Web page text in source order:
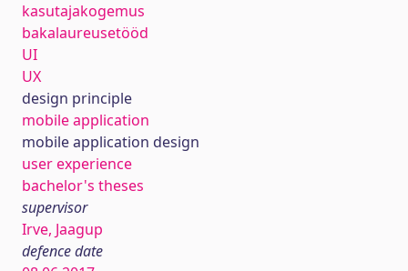
kasutajakogemus
bakalaureusetööd
UI
UX
design principle
mobile application
mobile application design
user experience
bachelor's theses
supervisor
Irve, Jaagup
defence date